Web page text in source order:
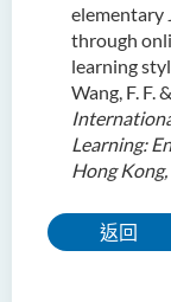
elementary
through
learning
Wang, F. F.
Learning:
Hong Kong,
返回